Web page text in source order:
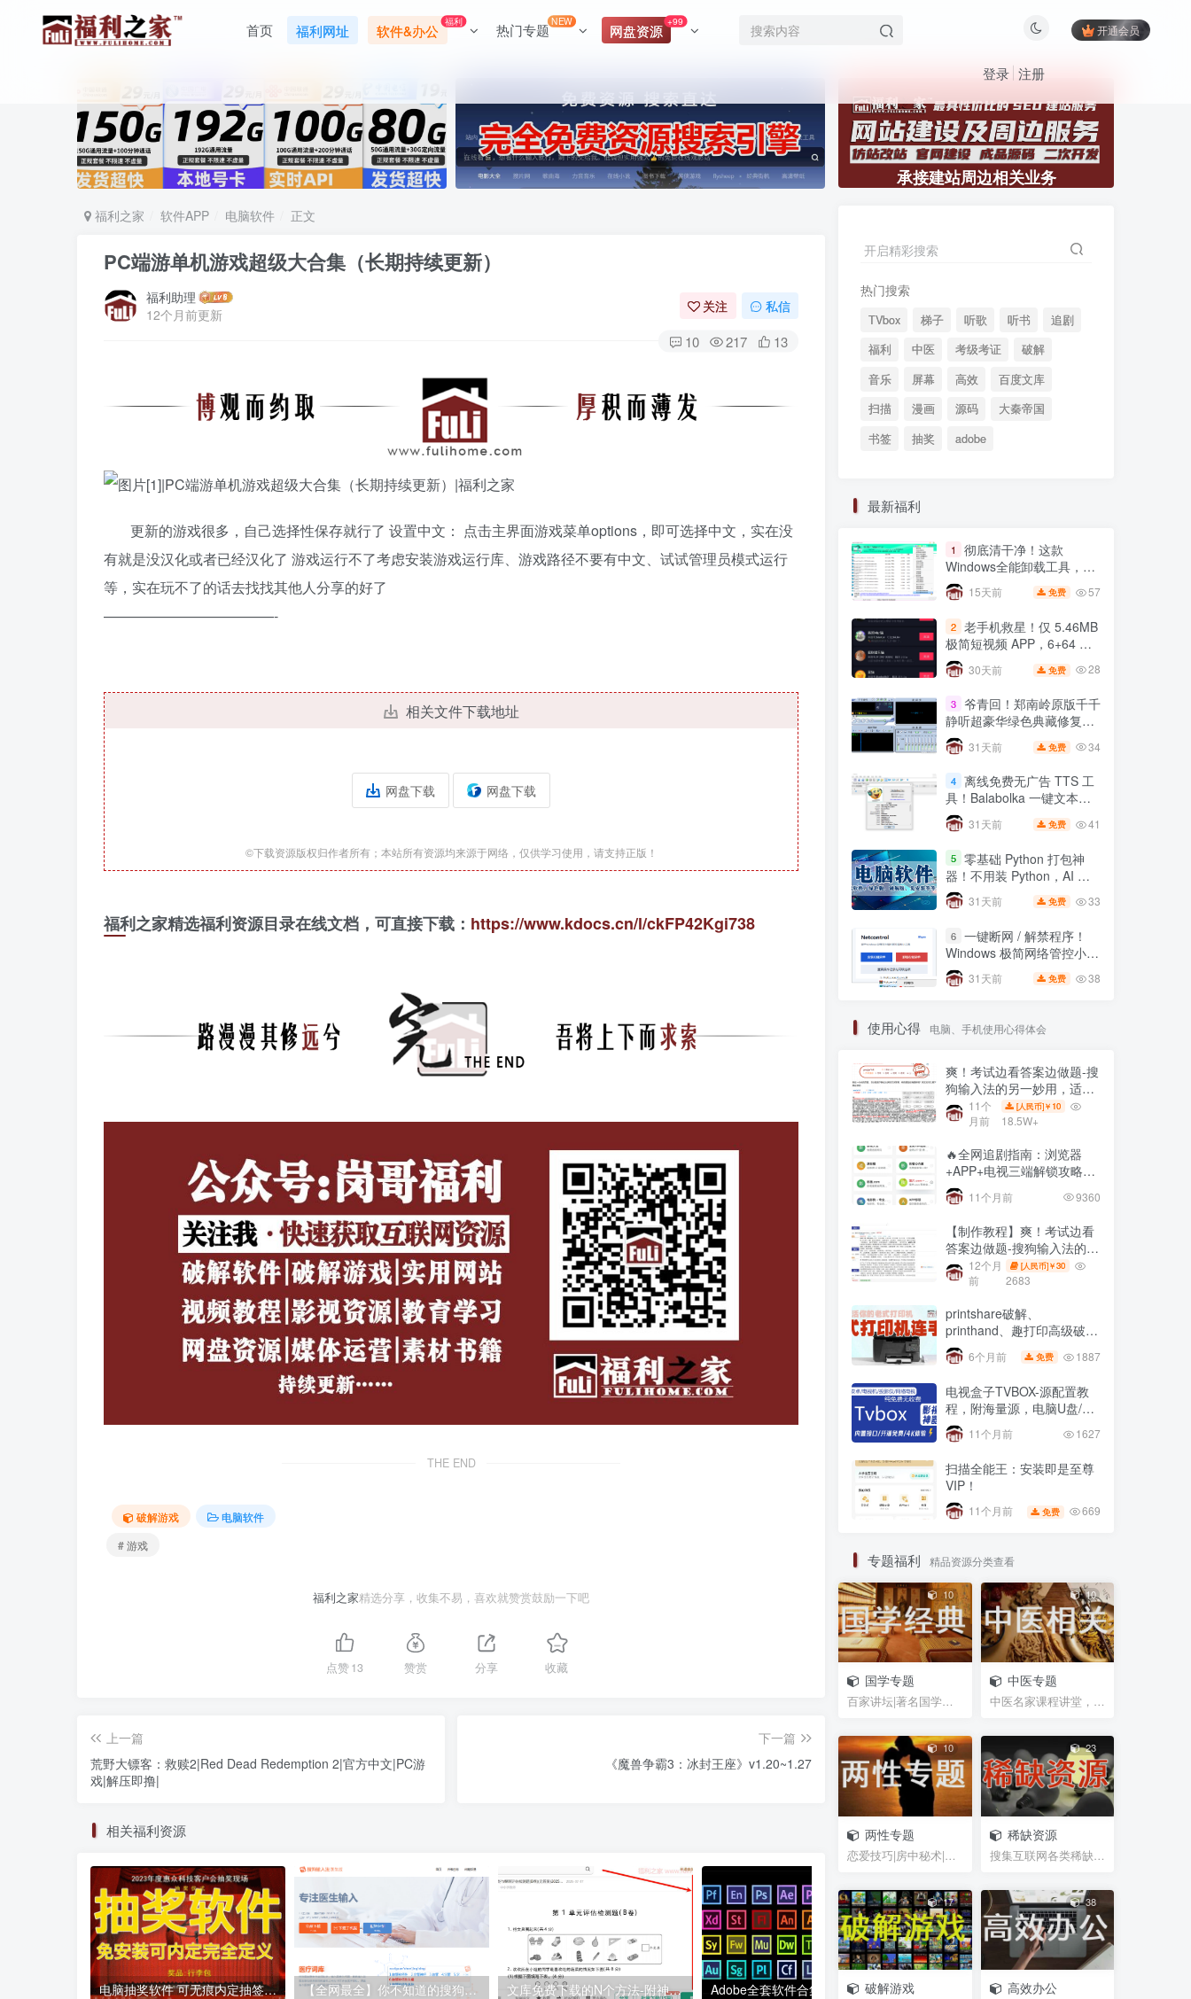
首页 福利网址 软件&办公
福利 热门专题NEW
网盘资源
+99
开通会员
登录 注册
福利之家 软件APP 电脑软件 正文
PC端游单机游戏超级大合集（长期持续更新）
福利助理
12个月前更新
关注 私信
10 217 13
更新的游戏很多，自己选择性保存就行了 设置中文： 点击主界面游戏菜单options，即可选择中文，实在没
有就是没汉化或者已经汉化了 游戏运行不了考虑安装游戏运行库、游戏路径不要有中文、试试管理员模式运行
等，实在玩不了的话去找找其他人分享的好了
————————————-
相关文件下载地址
网盘下载 网盘下载
©下载资源版权归作者所有；本站所有资源均来源于网络，仅供学习使用，请支持正版！
福利之家精选福利资源目录在线文档，可直接下载： https://www.kdocs.cn/l/ckFP42Kgi738
THE END
破解游戏
电脑软件
# 游戏
福利之家精选分享，收集不易，喜欢就赞赏鼓励一下吧
点赞13 赞赏 分享 收藏
上一篇
荒野大镖客：救赎2|Red Dead Redemption 2|官方中文|PC游
戏|解压即撸|
下一篇
《魔兽争霸3：冰封王座》v1.20~1.27
相关福利资源
电脑抽奖软件 可无痕内定抽签程序电子系统 晚会活动婚庆年会随机大屏幕滚动实时保存 附抽奖背景图片红色喜庆精选图片51张 【全网最全】你不知道的搜狗输入法，各种神仙版本合集 文库免费下载的N个方法-附神器-资源持续更新 Adobe全套软件合集PS Photoshop PR AE AI 资源含苹果MAC端及安装视频教程报错解决办法
承接建站周边相关业务
开启精彩搜索
热门搜索
TVbox 梯子 听歌 听书
追剧
福利
中医 考级考证
破解
音乐
屏幕 高效
百度文库
扫描
漫画 源码
大秦帝国
书签
抽奖 adobe
最新福利
1
彻底清干净！这款
Windows全能卸载工具，注
册表残留一键根除
15天前 免费 57
2 老手机救星！仅 5.46MB
极简短视频 APP，6+64 小
米 8 实测丝滑不卡顿
30天前 免费 28
3 爷青回！郑南岭原版千千
静听超豪华绿色典藏修复
版，无损音质拉满🔥
31天前 免费 34
4 离线免费无广告 TTS 工
具！Balabolka 一键文本转
语音，自媒体配音神器
31天前 免费 41
5 零基础 Python 打包神
器！不用装 Python，AI 全
自动一键打包 EXE🔥
31天前 免费 33
6 一键断网 / 解禁程序！
Windows 极简网络管控小工
具，右键直接锁联网🔥
31天前 免费 38
使用心得 电脑、手机使用心得体会
爽！考试边看答案边做题-搜
狗输入法的另一妙用，适用
网页在线全屏考试仿切屏系
统的
11个
月前
[人民币]￥ 10
18.5W+
🔥全网追剧指南：浏览器
+APP+电视三端解锁攻略，
免费资源一网打尽！
11个月前 9360
【制作教程】爽！考试边看
答案边做题-搜狗输入法的另
一妙用，适用网页在线全屏
考试仿切屏系统的
12个月
前
[人民币]￥30
2683
printshare破解、
printhand、趣打印高级破解
版，老式USB打印机
6个月前 免费 1887
电视盒子TVBOX-源配置教
程，附海量源，电脑U盘/不
用U盘 安装第三方app方法
11个月前 1627
扫描全能王：安装即是至尊
VIP！
11个月前 免费 669
专题福利 精品资源分类查看
10
国学专题
百家讲坛|著名国学大师视频课程|易中天曾仕强于丹纪...
10
中医专题
中医名家课程讲堂，书籍资料等网盘资源分享
10
两性专题
恋爱技巧|房中秘术|聊天话术|脱单救急|男性能力锻炼...
23
稀缺资源
搜集互联网各类稀缺视频、图片、书籍等资源
17
破解游戏
38
高效办公